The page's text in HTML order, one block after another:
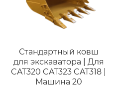
Стандартный ковш
для экскаватора | Для
CAT320 CAT323 CAT318 |
Машина 20